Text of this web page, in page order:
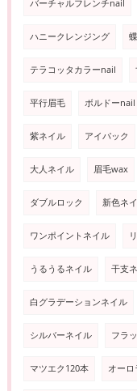
バーチャルフレンチnail
ハニークレンジング
テラコッタカラーnail
平行眉毛 ボルドーnail
紫ネイル アイパック
大人ネイル 眉毛wax
ダブルロック 新色ネ
ワンポイントネイル
うるうるネイル 干支
白グラデーションネイル
シルバーネイル フラ
マツエク120本 オー